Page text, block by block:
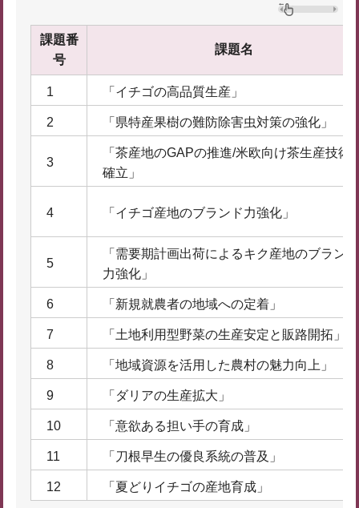
課題番
号
課題名
1 「イチゴの高品質生産」
2 「県特産果樹の難防除害虫対策の強化」
3
「茶産地のGAPの推進/米欧向け茶生産技術
確立」
4 「イチゴ産地のブランド力強化」
5
「需要期計画出荷によるキク産地のブランド
力強化」
6 「新規就農者の地域への定着」
7 「土地利用型野菜の生産安定と販路開拓」
8 「地域資源を活用した農村の魅力向上」
9 「ダリアの生産拡大」
10 「意欲ある担い手の育成」
11 「刀根早生の優良系統の普及」
12 「夏どりイチゴの産地育成」